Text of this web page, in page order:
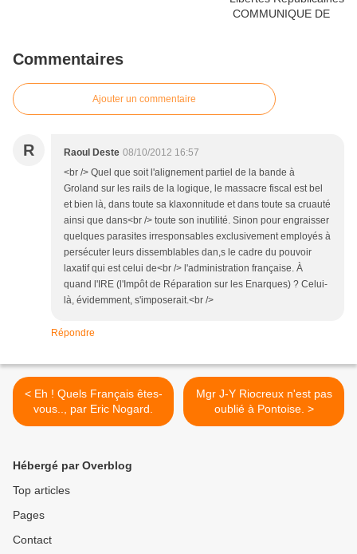
Commentaires
Ajouter un commentaire
R Raoul Deste 08/10/2012 16:57
<br /> Quel que soit l'alignement partiel de la bande à
Groland sur les rails de la logique, le massacre fiscal est bel
et bien là, dans toute sa klaxonnitude et dans toute sa cruauté
ainsi que dans<br /> toute son inutilité. Sinon pour engraisser
quelques parasites irresponsables exclusivement employés à
persécuter leurs dissemblables dan,s le cadre du pouvoir
laxatif qui est celui de<br /> l'administration française. À
quand l'IRE (l'Impôt de Réparation sur les Enarques) ? Celui-
là, évidemment, s'imposerait.<br />
Répondre
< Eh ! Quels Français êtes-
vous.., par Eric Nogard.
Mgr J-Y Riocreux n'est pas
oublié à Pontoise. >
Hébergé par Overblog
Top articles
Pages
Contact